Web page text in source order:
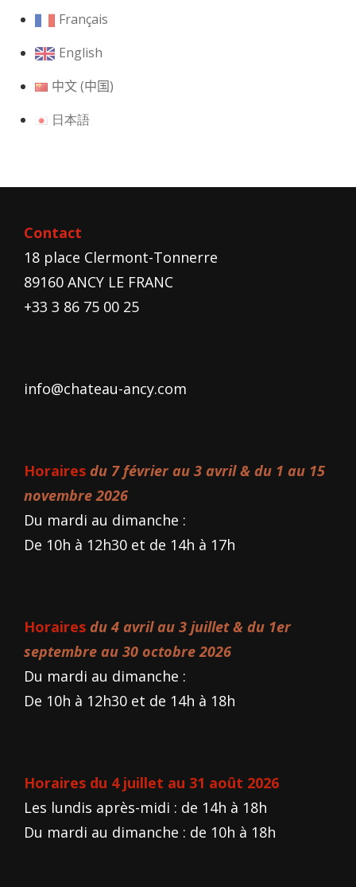
Français
English
中文 (中国)
日本語
Contact
18 place Clermont-Tonnerre
89160 ANCY LE FRANC
+33 3 86 75 00 25
info@chateau-ancy.com
Horaires du 7 février au 3 avril & du 1 au 15
novembre 2026
Du mardi au dimanche :
De 10h à 12h30 et de 14h à 17h
Horaires du 4 avril au 3 juillet & du 1er
septembre au 30 octobre 2026
Du mardi au dimanche :
De 10h à 12h30 et de 14h à 18h
Horaires du 4 juillet au 31 août 2026
Les lundis après-midi : de 14h à 18h
Du mardi au dimanche : de 10h à 18h